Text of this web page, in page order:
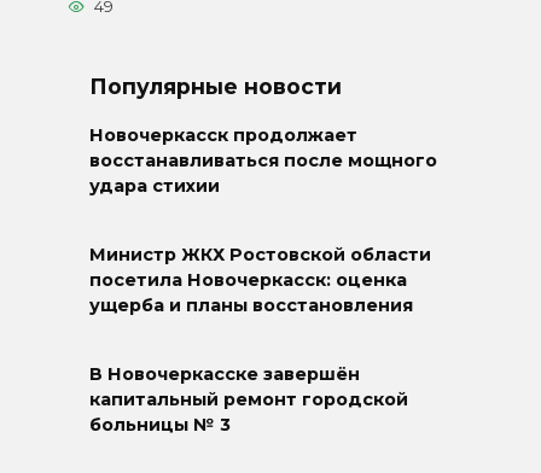
49
Популярные новости
Новочеркасск продолжает
восстанавливаться после мощного
удара стихии
Министр ЖКХ Ростовской области
посетила Новочеркасск: оценка
ущерба и планы восстановления
В Новочеркасске завершён
капитальный ремонт городской
больницы № 3